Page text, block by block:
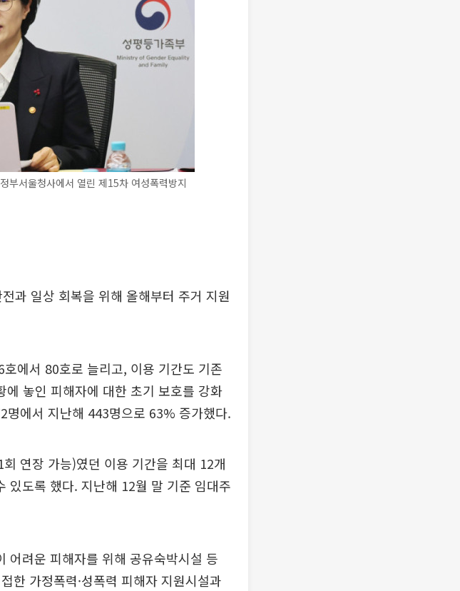
서울청사에서 열린 제15차 여성폭력방지
과 일상 회복을 위해 올해부터 주거 지원
에서 80호로 늘리고, 이용 기간도 기존
놓인 피해자에 대한 초기 보호를 강화
에서 지난해 443명으로 63% 증가했다.
연장 가능)였던 이용 기간을 최대 12개
있도록 했다. 지난해 12월 말 기준 임대주
어려운 피해자를 위해 공유숙박시설 등
한 가정폭력·성폭력 피해자 지원시설과